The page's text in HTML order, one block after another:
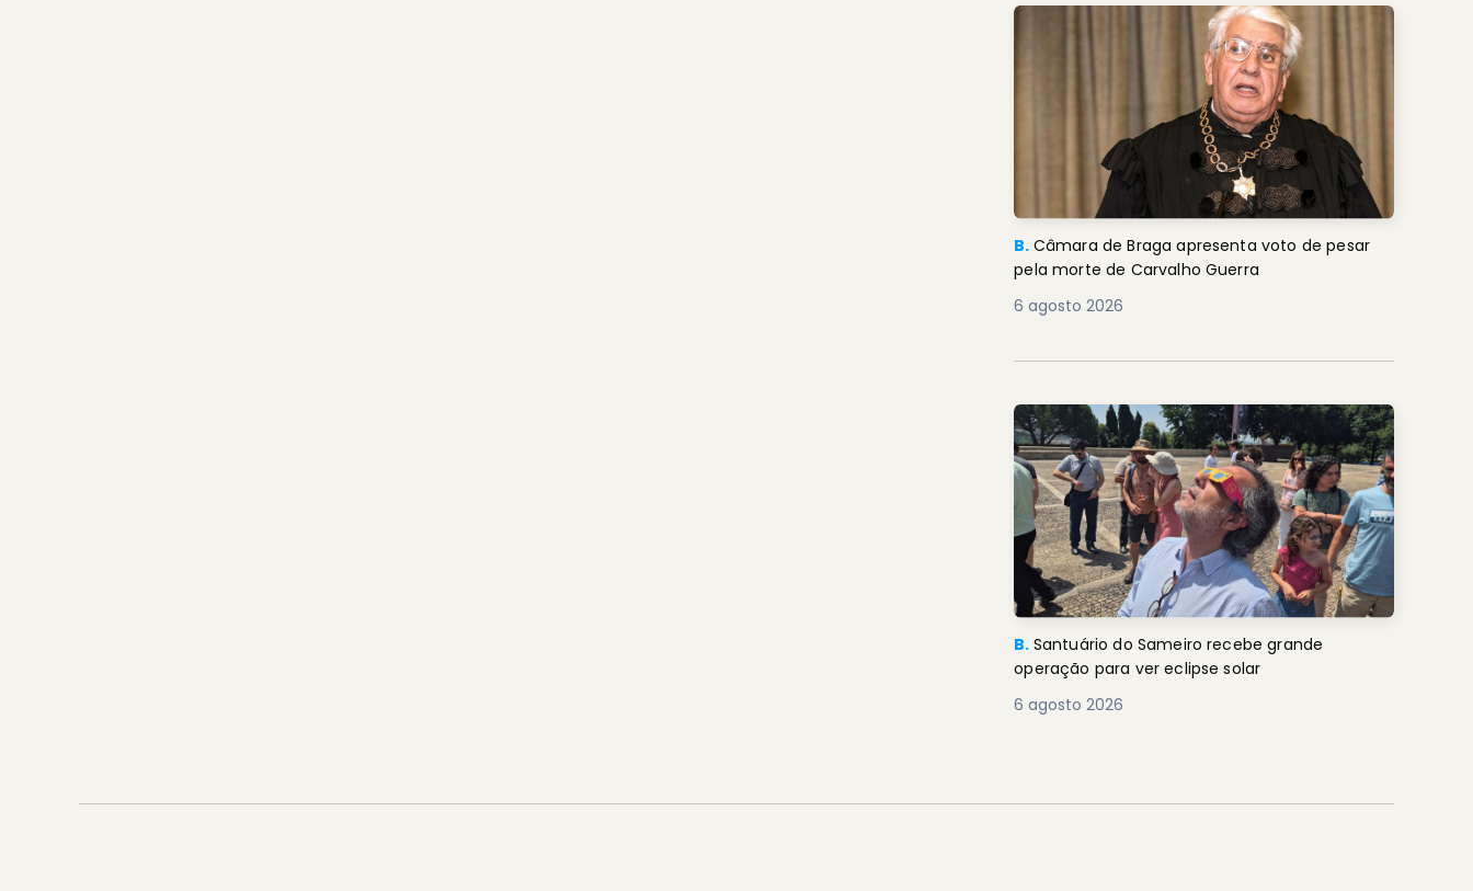
B. Câmara de Braga apresenta voto de pesar
pela morte de Carvalho Guerra
6 agosto 2026
B. Santuário do Sameiro recebe grande
operação para ver eclipse solar
6 agosto 2026